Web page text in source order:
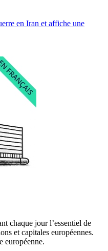
en Iran et affiche une
chaque jour l’essentiel de
et capitales européennes.
européenne.